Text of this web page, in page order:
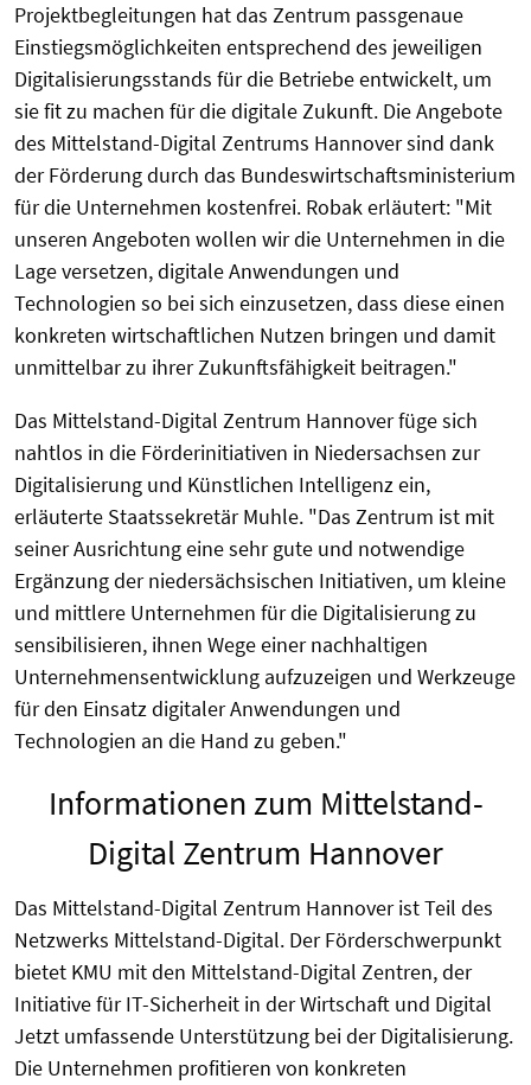
Projektbegleitungen hat das Zentrum passgenaue
Einstiegsmöglichkeiten entsprechend des jeweiligen
Digitalisierungsstands für die Betriebe entwickelt, um
sie fit zu machen für die digitale Zukunft. Die Angebote
des Mittelstand-Digital Zentrums Hannover sind dank
der Förderung durch das Bundeswirtschaftsministerium
für die Unternehmen kostenfrei. Robak erläutert: "Mit
unseren Angeboten wollen wir die Unternehmen in die
Lage versetzen, digitale Anwendungen und
Technologien so bei sich einzusetzen, dass diese einen
konkreten wirtschaftlichen Nutzen bringen und damit
unmittelbar zu ihrer Zukunftsfähigkeit beitragen."
Das Mittelstand-Digital Zentrum Hannover füge sich
nahtlos in die Förderinitiativen in Niedersachsen zur
Digitalisierung und Künstlichen Intelligenz ein,
erläuterte Staatssekretär Muhle. "Das Zentrum ist mit
seiner Ausrichtung eine sehr gute und notwendige
Ergänzung der niedersächsischen Initiativen, um kleine
und mittlere Unternehmen für die Digitalisierung zu
sensibilisieren, ihnen Wege einer nachhaltigen
Unternehmensentwicklung aufzuzeigen und Werkzeuge
für den Einsatz digitaler Anwendungen und
Technologien an die Hand zu geben."
Informationen zum Mittelstand-
Digital Zentrum Hannover
Das Mittelstand-Digital Zentrum Hannover ist Teil des
Netzwerks Mittelstand-Digital. Der Förderschwerpunkt
bietet KMU mit den Mittelstand-Digital Zentren, der
Initiative für IT-Sicherheit in der Wirtschaft und Digital
Jetzt umfassende Unterstützung bei der Digitalisierung.
Die Unternehmen profitieren von konkreten